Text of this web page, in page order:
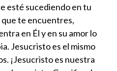
esté sucediendo en tu
te encuentres,
en Él y en su amor lo
Jesucristo es el mismo
¡Jesucristo es nuestra